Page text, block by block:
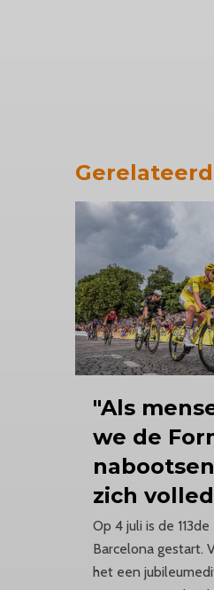
"Als
we de
zich
Op 4 juli is de
Barcelona gestart.
het een